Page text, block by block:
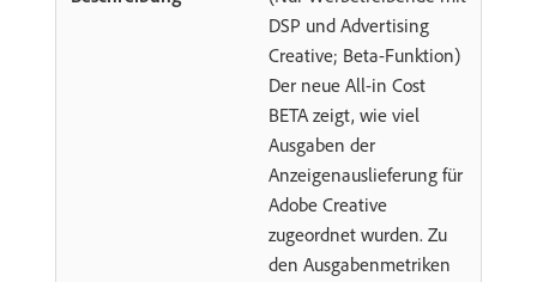
DSP und Advertising
Creative; Beta-Funktion)
Der neue All-in Cost
BETA zeigt, wie viel
Ausgaben der
Anzeigenauslieferung für
Adobe Creative
zugeordnet wurden. Zu
den Ausgabenmetriken